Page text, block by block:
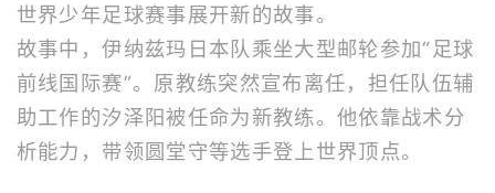
世界少年足球赛事展开新的故事。
故事中，伊纳兹玛日本队乘坐大型邮轮参加“足球
前线国际赛”。原教练突然宣布离任，担任队伍辅
助工作的汐泽阳被任命为新教练。他依靠战术分
析能力，带领圆堂守等选手登上世界顶点。